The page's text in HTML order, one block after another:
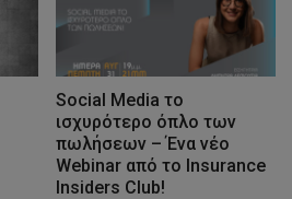
Social Media το
ισχυρότερο όπλο των
πωλήσεων – Ένα νέο
Webinar από το Insurance
Insiders Club!